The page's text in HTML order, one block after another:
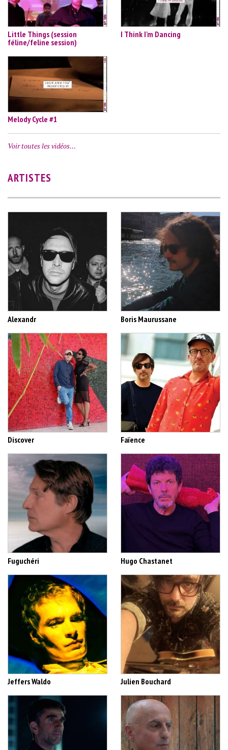
Little Things (session
féline/feline session)
I Think I'm Dancing
Melody Cycle #1
Voir toutes les vidéos…
ARTISTES
Alexandr Boris Maurussane
Discover Faïence
Fuguchéri Hugo Chastanet
Jeffers Waldo Julien Bouchard